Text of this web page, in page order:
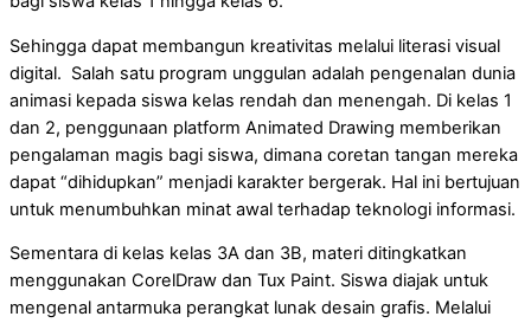
Sehingga dapat membangun kreativitas melalui literasi visual
digital. Salah satu program unggulan adalah pengenalan dunia
animasi kepada siswa kelas rendah dan menengah. Di kelas 1
dan 2, penggunaan platform Animated Drawing memberikan
pengalaman magis bagi siswa, dimana coretan tangan mereka
dapat “dihidupkan” menjadi karakter bergerak. Hal ini bertujuan
untuk menumbuhkan minat awal terhadap teknologi informasi.
Sementara di kelas kelas 3A dan 3B, materi ditingkatkan
menggunakan CorelDraw dan Tux Paint. Siswa diajak untuk
mengenal antarmuka perangkat lunak desain grafis. Melalui